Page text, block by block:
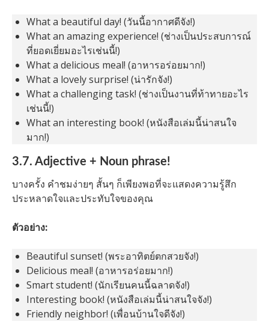
What a beautiful day! (วันนี้อากาศดีจัง!)
What an amazing experience! (ช่างเป็นประสบการณ์
ที่ยอดเยี่ยมอะไรเช่นนี้!)
What a delicious meal! (อาหารอร่อยมาก!)
What a lovely surprise! (น่ารักจัง!)
What a challenging task! (ช่างเป็นงานที่ท้าทายอะไร
เช่นนี้!)
What an interesting book! (หนังสือเล่มนี้น่าสนใจ
มาก!)
3.7. Adjective + Noun phrase!
บางครั้ง คำชมง่ายๆ สั้นๆ ก็เพียงพอที่จะแสดงความรู้สึก
ประหลาดใจและประทับใจของคุณ
ตัวอย่าง:
Beautiful sunset! (พระอาทิตย์ตกสวยจัง!)
Delicious meal! (อาหารอร่อยมาก!)
Smart student! (นักเรียนคนนี้ฉลาดจัง!)
Interesting book! (หนังสือเล่มนี้น่าสนใจจัง!)
Friendly neighbor! (เพื่อนบ้านใจดีจัง!)